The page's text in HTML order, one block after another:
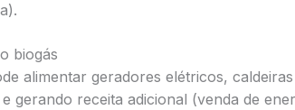
biogás
alimentar geradores elétricos,
gerando receita adicional (venda de